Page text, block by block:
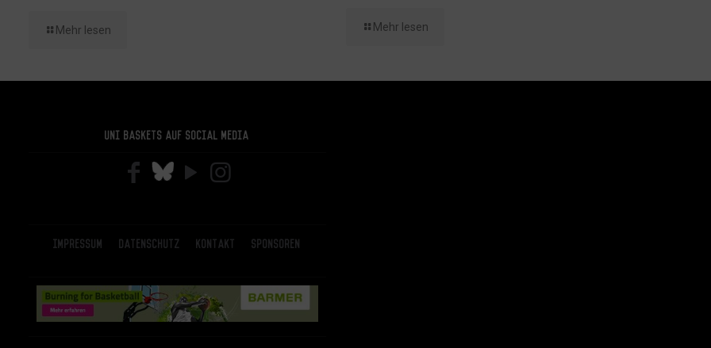
Mehr lesen Mehr lesen
Uni Baskets auf Social Media
Impressum Datenschutz Kontakt Sponsoren